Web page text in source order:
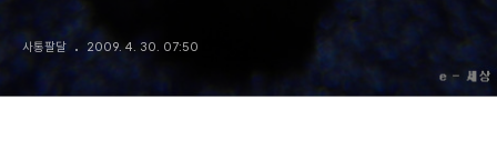
사통팔달 2009. 4. 30. 07:50